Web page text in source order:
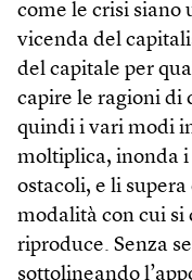
come le crisi siano
vicenda del
del capitale per
capire le ragioni di
quindi i vari modi
moltiplica, inonda
ostacoli, e li
modalità con cui si
riproduce. Senza
sottolineando